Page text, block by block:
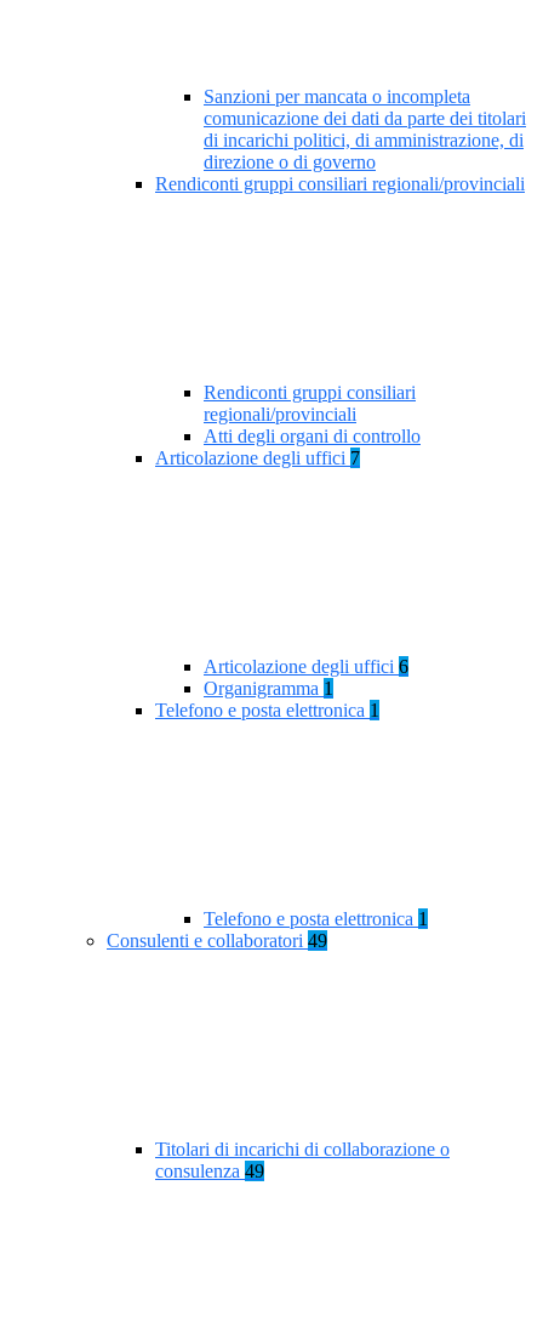
Sanzioni per mancata o incompleta
comunicazione dei dati da parte dei titolari
di incarichi politici, di amministrazione, di
direzione o di governo
Rendiconti gruppi consiliari regionali/provinciali
Rendiconti gruppi consiliari
regionali/provinciali
Atti degli organi di controllo
Articolazione degli uffici 7
Articolazione degli uffici 6
Organigramma 1
Telefono e posta elettronica 1
Telefono e posta elettronica 1
Consulenti e collaboratori 49
Titolari di incarichi di collaborazione o
consulenza 49